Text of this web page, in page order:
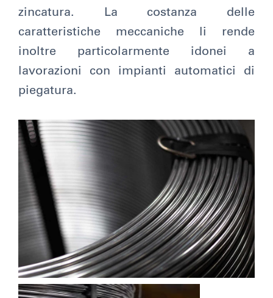
zincatura. La costanza delle
caratteristiche meccaniche li rende
inoltre particolarmente idonei a
lavorazioni con impianti automatici di
piegatura.